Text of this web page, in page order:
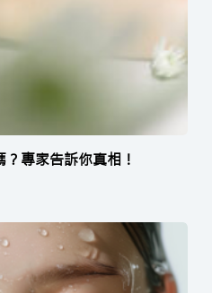
專家告訴你真相！